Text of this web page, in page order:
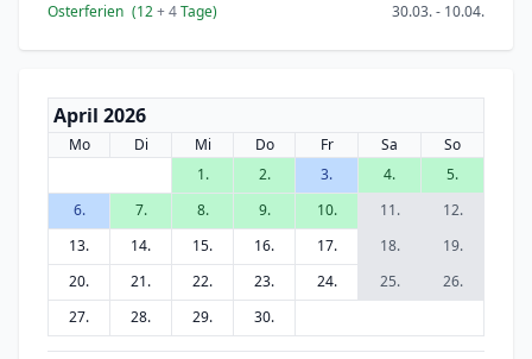
Osterferien (12+ 4Tage) 30.03. - 10.04.
April 2026
Mo Di Mi Do Fr Sa
So
1.
2. 3. 4.
5.
6.
7. 8. 9. 10. 11.
12.
13.
14. 15. 16. 17. 18.
19.
20.
21. 22. 23. 24. 25.
26.
27.
28. 29. 30.